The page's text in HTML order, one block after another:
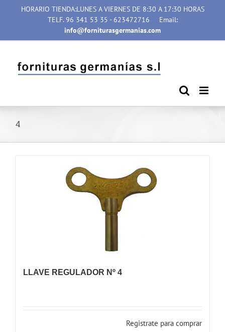
HORARIO TIENDA:LUNES A VIERNES DE 8:30 A 17:30 HORAS
TELF. 96 341 53 35 - 623472716
Email:
info@forniturasgermanias.com
4
LLAVE REGULADOR Nº 4
Registrate para comprar